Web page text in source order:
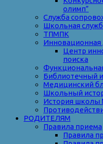
олимп”
Служба
Школьная
ТПМПК
Инновационная
Центр
поиска
Библиотечный
Медицинский
Школьный
История школы
РОДИТЕЛЯМ
Правила приема
Правила